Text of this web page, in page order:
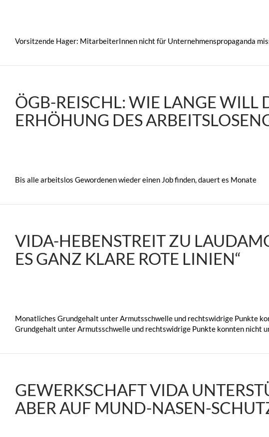
Vorsitzende Hager: MitarbeiterInnen nicht für Unternehmenspropaganda
ÖGB-REISCHL: WIE LANGE WILL
ERHÖHUNG DES
Bis alle arbeitslos Gewordenen wieder einen Job finden, dauert es Monate
VIDA-HEBENSTREIT ZU
ES GANZ KLARE ROTE LINIEN“
Monatliches Grundgehalt unter Armutsschwelle und rechtswidrige Punkte
Grundgehalt unter Armutsschwelle und rechtswidrige Punkte konnten nicht
GEWERKSCHAFT VIDA
ABER AUF MUND-NASEN-